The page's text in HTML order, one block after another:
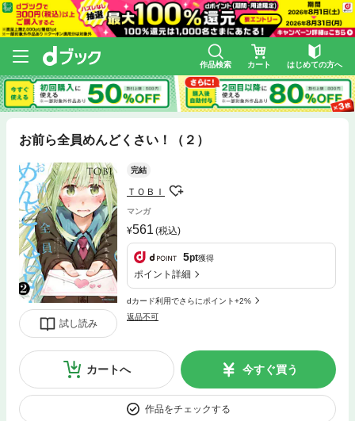
作品検索 カート はじめての方へ
お前ら全員めんどくさい！（２）
試し読み
完結
ＴＯＢＩ
マンガ
561 (税込)
5pt獲得
ポイント詳細
dカード利用でさらにポイント+2%
返品不可
カートへ 今すぐ買う
作品をチェックする